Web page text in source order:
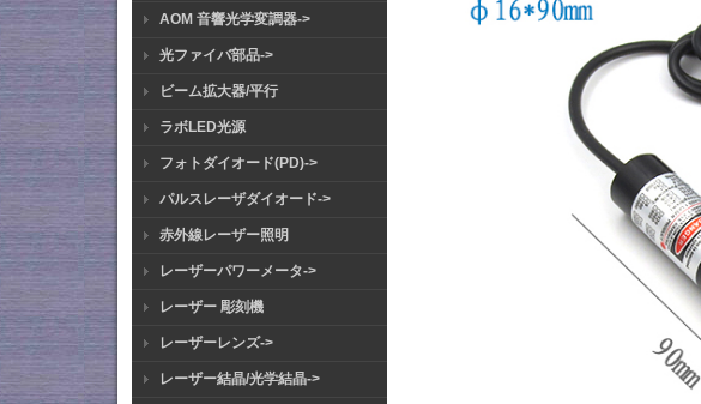
AOM 音響光学変調器->
光ファイバ部品->
ビーム拡大器/平行
ラボLED光源
フォトダイオード(PD)->
パルスレーザダイオード->
赤外線レーザー照明
レーザーパワーメータ->
レーザー 彫刻機
レーザーレンズ->
レーザー結晶/光学結晶->